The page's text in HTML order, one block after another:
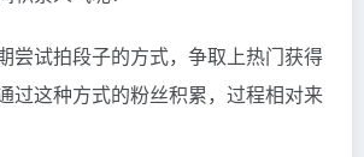
尝试拍段子的方式，争取上热门获得
过这种方式的粉丝积累，过程相对来